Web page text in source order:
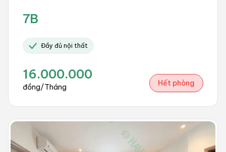
7B
Đầy đủ nội thất
16.000.000
đồng/Tháng Hết phòng